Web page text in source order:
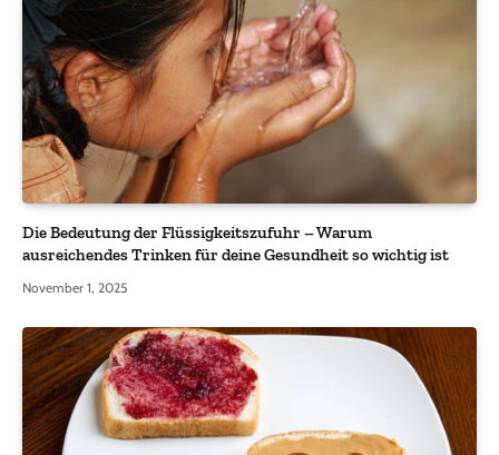
Die Bedeutung der Flüssigkeitszufuhr – Warum
ausreichendes Trinken für deine Gesundheit so wichtig ist
November 1, 2025